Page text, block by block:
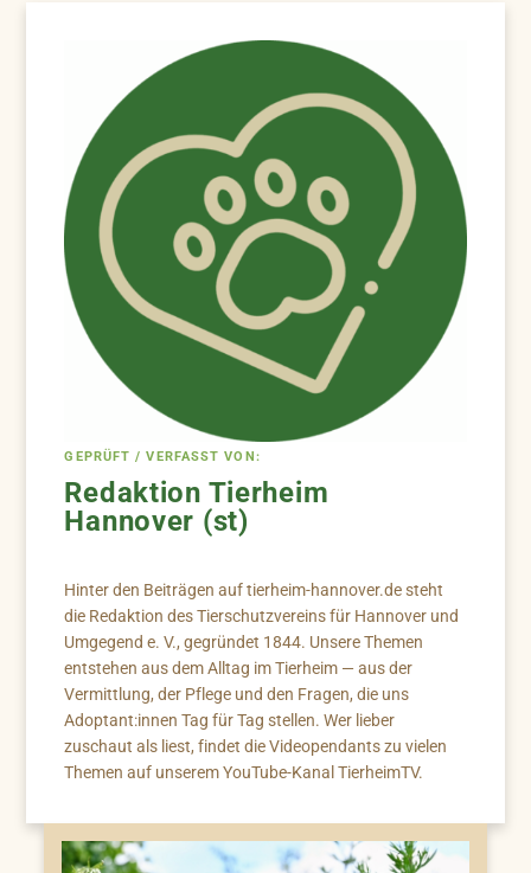
GEPRÜFT / VERFASST VON:
Redaktion Tierheim
Hannover (st)
Hinter den Beiträgen auf tierheim-hannover.de steht
die Redaktion des Tierschutzvereins für Hannover und
Umgegend e. V., gegründet 1844. Unsere Themen
entstehen aus dem Alltag im Tierheim — aus der
Vermittlung, der Pflege und den Fragen, die uns
Adoptant:innen Tag für Tag stellen. Wer lieber
zuschaut als liest, findet die Videopendants zu vielen
Themen auf unserem YouTube-Kanal TierheimTV.